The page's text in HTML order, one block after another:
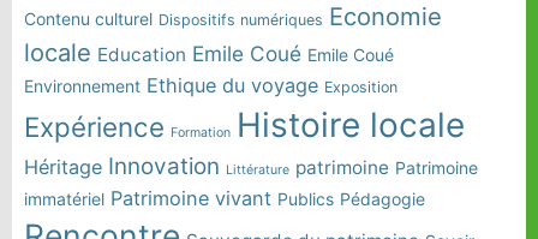
Contenu culturel Dispositifs numériques Economie
locale Education Emile Coué Emile Coué
Environnement Ethique du voyage Exposition
Expérience Formation Histoire locale
Héritage Innovation Littérature patrimoine Patrimoine
immatériel Patrimoine vivant Publics Pédagogie